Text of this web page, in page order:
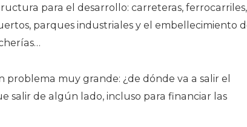
para el desarrollo: carreteras, ferrocarriles,
parques industriales y el embellecimiento
problema muy grande: ¿de dónde va a salir el
salir de algún lado, incluso para financiar las